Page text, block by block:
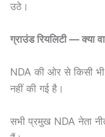
उठे।
ग्राउंड रियलिटी — क्या
NDA की ओर से किसी भी
नहीं की गई है।
सभी प्रमुख NDA नेता